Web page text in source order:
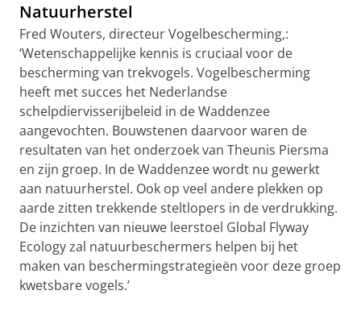
Natuurherstel
Fred Wouters, directeur Vogelbescherming,:
‘Wetenschappelijke kennis is cruciaal voor de
bescherming van trekvogels. Vogelbescherming
heeft met succes het Nederlandse
schelpdiervisserijbeleid in de Waddenzee
aangevochten. Bouwstenen daarvoor waren de
resultaten van het onderzoek van Theunis Piersma
en zijn groep. In de Waddenzee wordt nu gewerkt
aan natuurherstel. Ook op veel andere plekken op
aarde zitten trekkende steltlopers in de verdrukking.
De inzichten van nieuwe leerstoel Global Flyway
Ecology zal natuurbeschermers helpen bij het
maken van beschermingstrategieën voor deze groep
kwetsbare vogels.’